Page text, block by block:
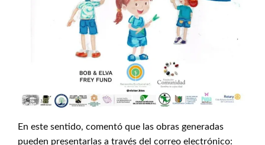
En este sentido, comentó que las obras generadas
pueden presentarlas a través del correo electrónico: